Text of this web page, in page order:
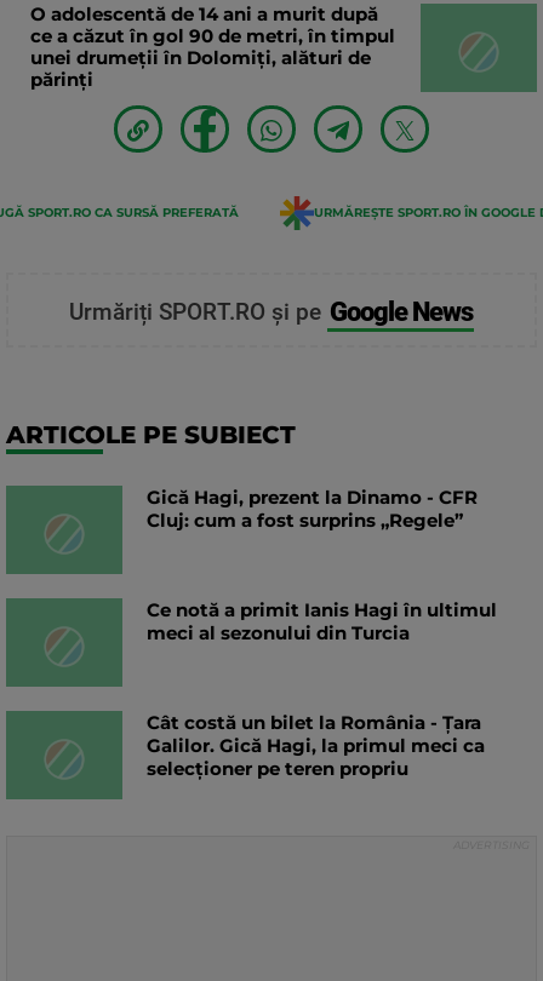
O adolescentă de 14 ani a murit după
ce a căzut în gol 90 de metri, în timpul
unei drumeții în Dolomiți, alături de
părinți
SPORT.RO CA SURSĂ PREFERATĂ URMĂREȘTE SPORT.RO ÎN GOOGLE
Urmăriți SPORT.RO și pe Google News
ARTICOLE PE SUBIECT
Gică Hagi, prezent la Dinamo - CFR
Cluj: cum a fost surprins „Regele”
Ce notă a primit Ianis Hagi în ultimul
meci al sezonului din Turcia
Cât costă un bilet la România - Țara
Galilor. Gică Hagi, la primul meci ca
selecționer pe teren propriu